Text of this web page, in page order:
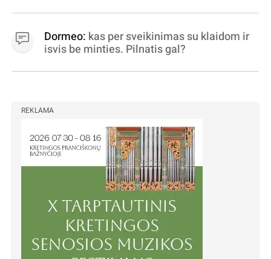
Dormeo: kas per sveikinimas su klaidom ir
isvis be minties. Pilnatis gal?
REKLAMA